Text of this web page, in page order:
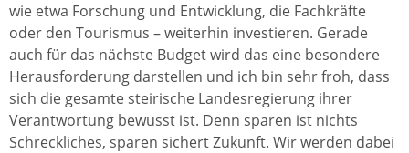
wie etwa Forschung und Entwicklung, die Fachkräfte
oder den Tourismus – weiterhin investieren. Gerade
auch für das nächste Budget wird das eine besondere
Herausforderung darstellen und ich bin sehr froh, dass
sich die gesamte steirische Landesregierung ihrer
Verantwortung bewusst ist. Denn sparen ist nichts
Schreckliches, sparen sichert Zukunft. Wir werden dabei